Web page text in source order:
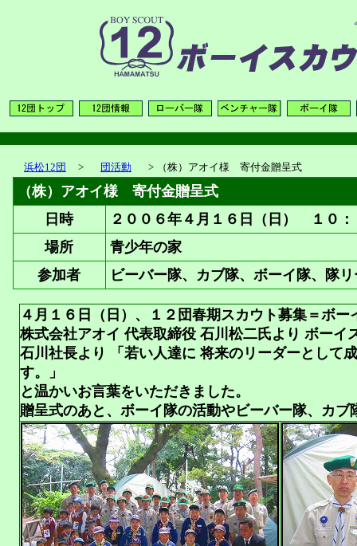
浜松12団 > 団活動 > （株）アオイ様 寄付金贈呈式
（株）アオイ様 寄付金贈呈式
日時
２００６年４月１６日（日） １０：
場所
青少年の家
参加者
ビーバー隊、カブ隊、ボーイ隊、隊
４月１６日（日）、１２団春期スカウト募集＝ボ
株式会社アオイ 代表取締役 石川松二氏より ボー
石川社長より 「若い人達に 将来のリーダーとして
す。」
と温かいお言葉をいただきました。
贈呈式のあと、ボーイ隊の活動やビーバー隊、カ